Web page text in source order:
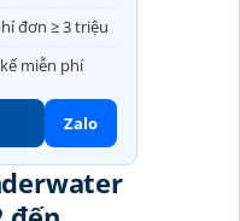
đơn ≥ 3 triệu
miễn phí
Zalo